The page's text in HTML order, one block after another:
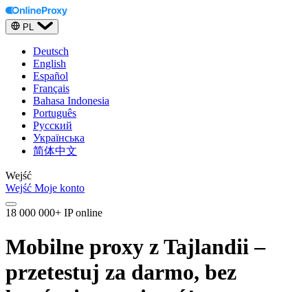
PL
Deutsch
English
Español
Français
Bahasa Indonesia
Português
Русский
Українська
简体中文
Wejść
Wejść Moje konto
18 000 000+ IP online
Mobilne proxy z Tajlandii –
przetestuj za darmo, bez